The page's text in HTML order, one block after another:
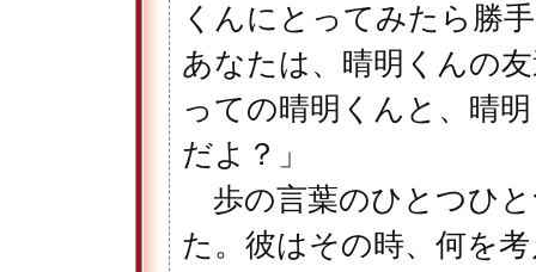
くんにとってみたら勝
あなたは、晴明くんの
っての晴明くんと、晴
だよ？」
歩の言葉のひとつひ
た。彼はその時、何を